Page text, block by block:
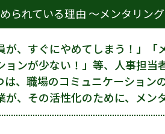
られている理由 ～メンタリン
が、すぐにやめてしまう！」
ョンが少ない！」等、人事担
は、職場のコミュニケーション
が、その活性化のために、メン